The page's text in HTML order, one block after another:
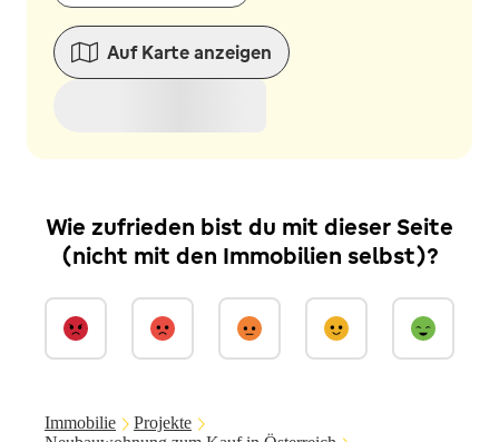
Auf Karte anzeigen
Wie zufrieden bist du mit dieser Seite
(nicht mit den Immobilien selbst)?
Immobilie
Projekte